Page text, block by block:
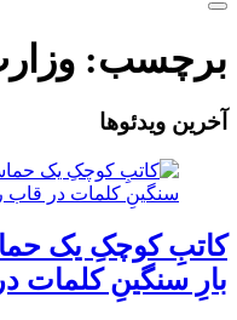
برچسب:
آخرین ویدئوها
کاتبِ کوچکِ یک
بارِ سنگینِ کلمات